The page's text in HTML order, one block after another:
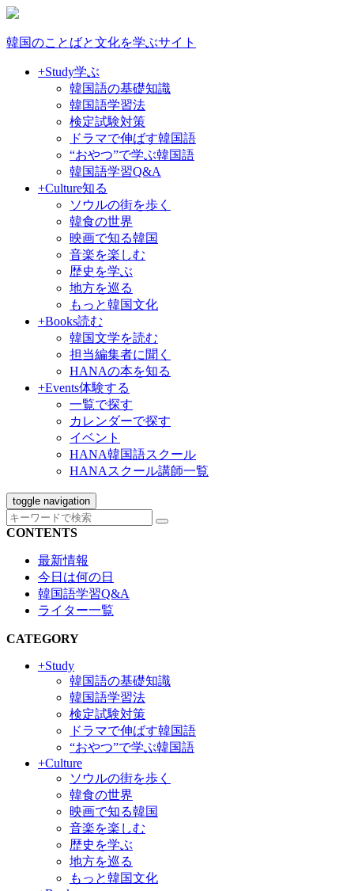
韓国のことばと文化を学ぶサイト
+Study学ぶ
韓国語の基礎知識
韓国語学習法
検定試験対策
ドラマで伸ばす韓国語
“おやつ”で学ぶ韓国語
韓国語学習Q&A
+Culture知る
ソウルの街を歩く
韓食の世界
映画で知る韓国
音楽を楽しむ
歴史を学ぶ
地方を巡る
もっと韓国文化
+Books読む
韓国文学を読む
担当編集者に聞く
HANAの本を知る
+Events体験する
一覧で探す
カレンダーで探す
イベント
HANA韓国語スクール
HANAスクール講師一覧
toggle navigation
CONTENTS
最新情報
今日は何の日
韓国語学習Q&A
ライター一覧
CATEGORY
+Study
韓国語の基礎知識
韓国語学習法
検定試験対策
ドラマで伸ばす韓国語
“おやつ”で学ぶ韓国語
+Culture
ソウルの街を歩く
韓食の世界
映画で知る韓国
音楽を楽しむ
歴史を学ぶ
地方を巡る
もっと韓国文化